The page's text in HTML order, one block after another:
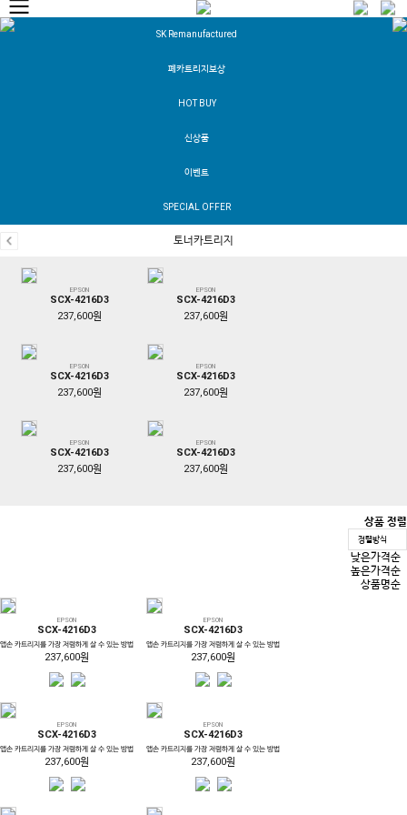
SK Remanufactured
폐카트리지보상
HOT BUY
신상품
이벤트
SPECIAL OFFER
토너카트리지
EPSON
SCX-4216D3
237,600원
EPSON
SCX-4216D3
237,600원
EPSON
SCX-4216D3
237,600원
EPSON
SCX-4216D3
237,600원
EPSON
SCX-4216D3
237,600원
EPSON
SCX-4216D3
237,600원
상품 정렬
정렬방식
낮은가격순
높은가격순
상품명순
EPSON
SCX-4216D3
앱손 카트리지를 가장 저렴하게 살 수 있는 방법
237,600원
EPSON
SCX-4216D3
앱손 카트리지를 가장 저렴하게 살 수 있는 방법
237,600원
EPSON
SCX-4216D3
앱손 카트리지를 가장 저렴하게 살 수 있는 방법
237,600원
EPSON
SCX-4216D3
앱손 카트리지를 가장 저렴하게 살 수 있는 방법
237,600원